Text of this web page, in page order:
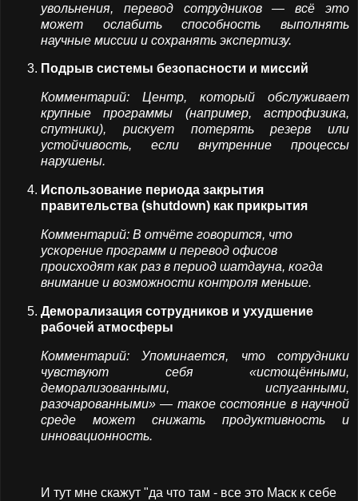
увольнения, перевод сотрудников — всё это
может ослабить способность выполнять
научные миссии и сохранять экспертизу.
Подрыв системы безопасности и миссий
Комментарий: Центр, который обслуживает
крупные программы (например, астрофизика,
спутники), рискует потерять резерв или
устойчивость, если внутренние процессы
нарушены.
Использование периода закрытия
правительства (shutdown) как прикрытия
Комментарий: В отчёте говорится, что
ускорение программ и перевод офисов
происходят как раз в период шатдауна, когда
внимание и возможности контроля меньше.
Деморализация сотрудников и ухудшение
рабочей атмосферы
Комментарий: Упоминается, что сотрудники
чувствуют себя «истощёнными,
деморализованными, испуганными,
разочарованными» — такое состояние в научной
среде может снижать продуктивность и
инновационность.
И тут мне скажут "да что там - все это Маск к себе